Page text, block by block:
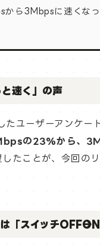
ら3Mbpsに速くな
速く」の声
ユーザーアンケー
の23%から、
たことが、今回の
「スイッチ